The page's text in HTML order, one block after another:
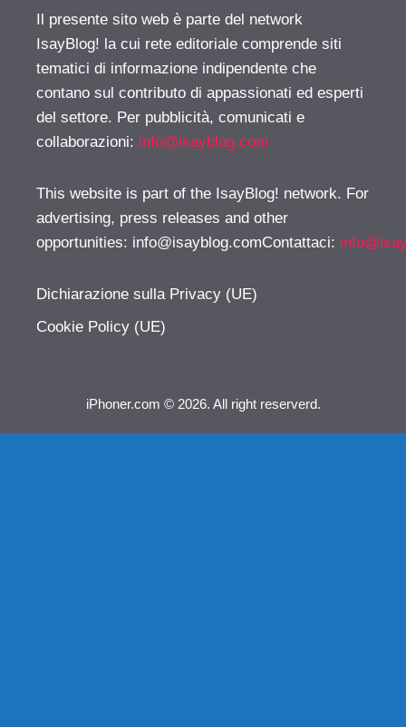
Il presente sito web è parte del network
IsayBlog! la cui rete editoriale comprende siti
tematici di informazione indipendente che
contano sul contributo di appassionati ed esperti
del settore. Per pubblicità, comunicati e
collaborazioni: info@isayblog.com
This website is part of the IsayBlog! network. For
advertising, press releases and other
opportunities: info@isayblog.comContattaci:
Dichiarazione sulla Privacy (UE)
Cookie Policy (UE)
iPhoner.com © 2026. All right reserverd.